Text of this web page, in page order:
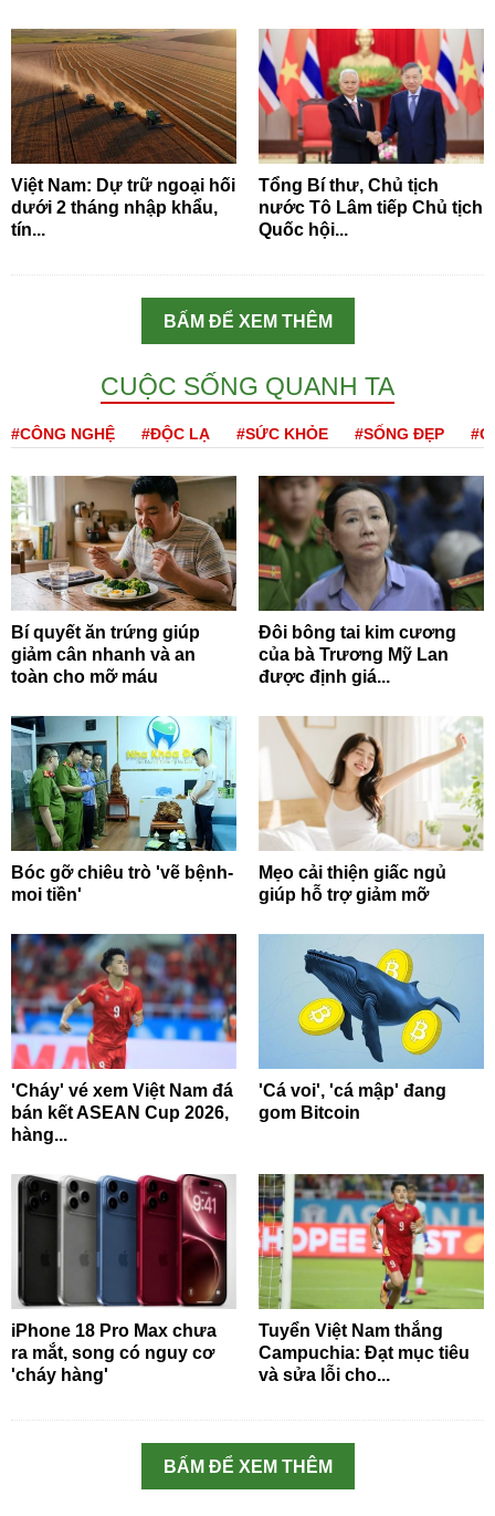
Việt Nam: Dự trữ ngoại hối
dưới 2 tháng nhập khẩu,
tín...
Tổng Bí thư, Chủ tịch
nước Tô Lâm tiếp Chủ tịch
Quốc hội...
BẤM ĐỂ XEM THÊM
CUỘC SỐNG QUANH TA
#CÔNG NGHỆ #ĐỘC LẠ #SỨC KHỎE #SỐNG ĐẸP
Bí quyết ăn trứng giúp
giảm cân nhanh và an
toàn cho mỡ máu
Đôi bông tai kim cương
của bà Trương Mỹ Lan
được định giá...
Bóc gỡ chiêu trò 'vẽ bệnh-
moi tiền'
Mẹo cải thiện giấc ngủ
giúp hỗ trợ giảm mỡ
'Cháy' vé xem Việt Nam đá
bán kết ASEAN Cup 2026,
hàng...
'Cá voi', 'cá mập' đang
gom Bitcoin
iPhone 18 Pro Max chưa
ra mắt, song có nguy cơ
'cháy hàng'
Tuyển Việt Nam thắng
Campuchia: Đạt mục tiêu
và sửa lỗi cho...
BẤM ĐỂ XEM THÊM